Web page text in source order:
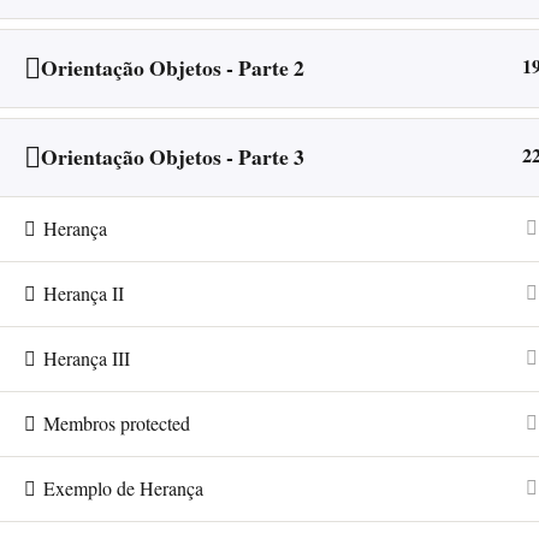
Orientação Objetos - Parte 2
Orientação Objetos - Parte 3
Herança
Herança II
Herança III
Membros protected
Exemplo de Herança
Dr.
Aldo
Henrique